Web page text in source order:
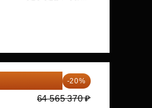
-20%
64 565 370 ₽